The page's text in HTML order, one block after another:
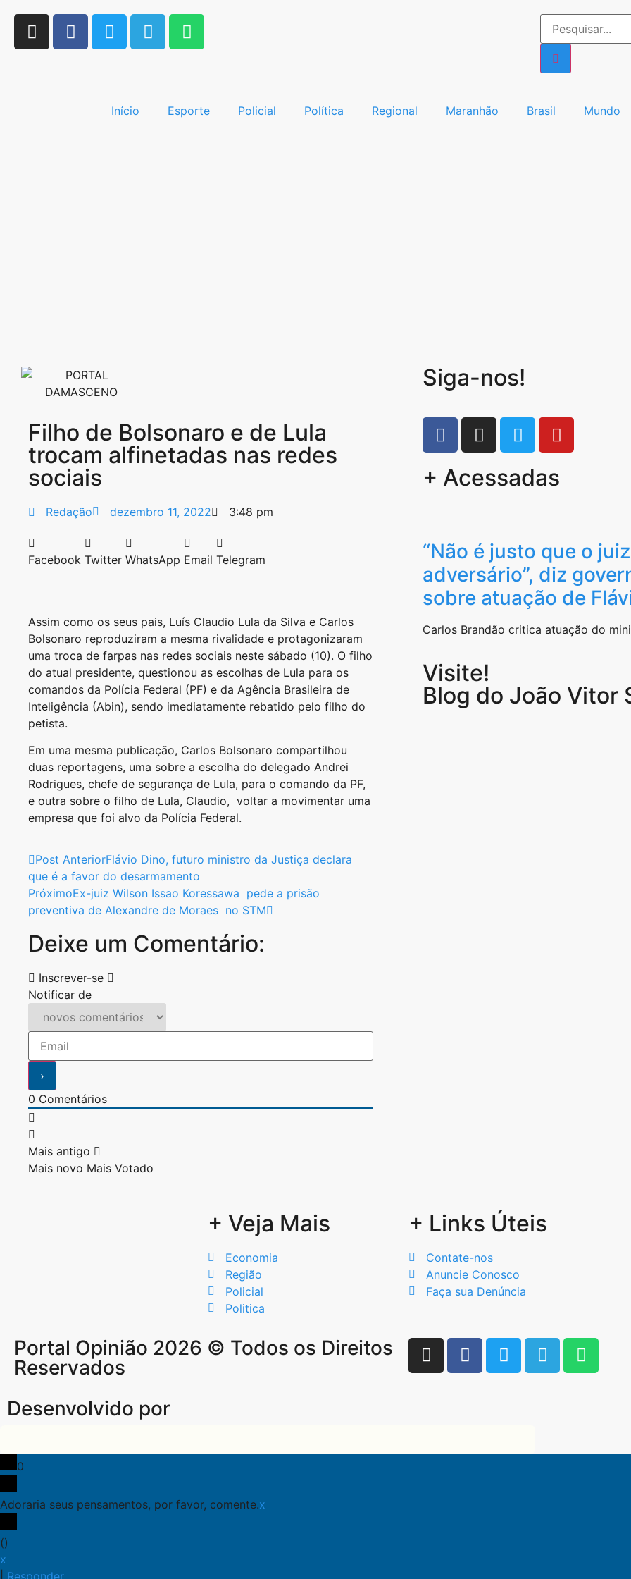
Início Esporte Policial Política Regional Maranhão Brasil Mundo
Filho de Bolsonaro e de Lula
trocam alfinetadas nas redes
sociais
Redação dezembro 11, 2022 3:48 pm
Facebook Twitter WhatsApp Email Telegram
Assim como os seus pais, Luís Claudio Lula da Silva e Carlos
Bolsonaro reproduziram a mesma rivalidade e protagonizaram
uma troca de farpas nas redes sociais neste sábado (10). O filho
do atual presidente, questionou as escolhas de Lula para os
comandos da Polícia Federal (PF) e da Agência Brasileira de
Inteligência (Abin), sendo imediatamente rebatido pelo filho do
petista.
Em uma mesma publicação, Carlos Bolsonaro compartilhou
duas reportagens, uma sobre a escolha do delegado Andrei
Rodrigues, chefe de segurança de Lula, para o comando da PF,
e outra sobre o filho de Lula, Claudio, voltar a movimentar uma
empresa que foi alvo da Polícia Federal.
Post AnteriorFlávio Dino, futuro ministro da Justiça declara
que é a favor do desarmamento
PróximoEx-juiz Wilson Issao Koressawa pede a prisão
preventiva de Alexandre de Moraes no STM
Deixe um Comentário:
Inscrever-se
Notificar de
0 Comentários
Mais antigo
Mais novo Mais Votado
Siga-nos!
+ Acessadas
“Não é justo que o
adversário”, diz
sobre atuação de
Carlos Brandão critica atuação do
Visite!
Blog do João Vitor
+ Veja Mais
Economia
Região
Policial
Politica
+ Links Úteis
Contate-nos
Anuncie Conosco
Faça sua Denúncia
Portal Opinião 2026 © Todos os Direitos
Reservados
Desenvolvido por
0
Adoraria seus pensamentos, por favor, comente.x
()
x
Responder